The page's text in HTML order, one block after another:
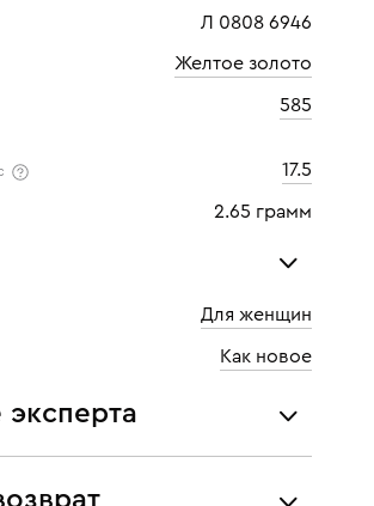
Л 0808 6946
Желтое золото
585
17.5
2.65 грамм
9 шт
0,36
Для женщин
Как новое
экспертизу подлинности и
ювелирных изделий,